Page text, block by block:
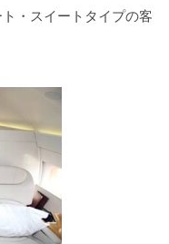
・スイートタイプの客